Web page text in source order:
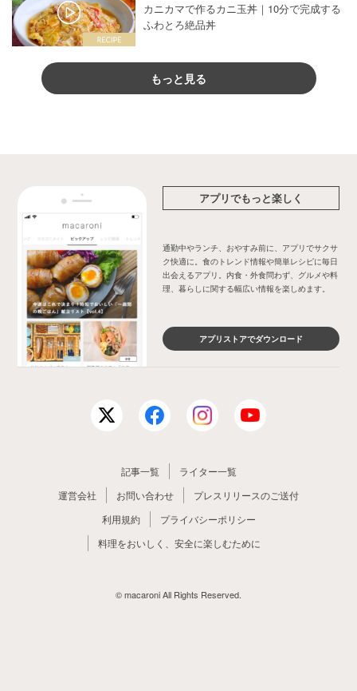
カニカマで作るカニ玉丼｜10分で完成する
ふわとろ絶品丼
もっと見る
アプリでもっと楽しく
通勤中やランチ、おやすみ前に、アプリでサクサ
ク快適に。食のトレンド情報や簡単レシピに毎日
出会えるアプリ。内食・外食問わず、グルメや料
理、暮らしに関する幅広い情報を楽しめます。
アプリストアでダウンロード
記事一覧
ライター一覧
運営会社
お問い合わせ
プレスリリースのご送付
利用規約
プライバシーポリシー
料理をおいしく、安全に楽しむために
© macaroni All Rights Reserved.